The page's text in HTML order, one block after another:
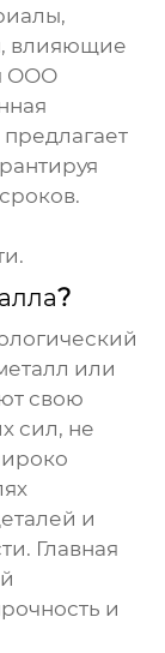
влияющие
ООО
?
или
свою
сил, не
и
Главная
и